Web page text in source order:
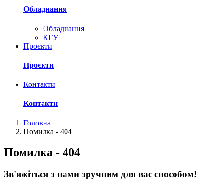
Обладнання
Обладнання
КГУ
Проєкти
Проєкти
Контакти
Контакти
Головна
Помилка - 404
Помилка - 404
Зв'яжіться з нами зручним для вас способом!